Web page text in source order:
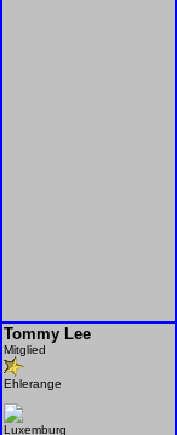
Tommy Lee
Mitglied
Ehlerange
Luxemburg